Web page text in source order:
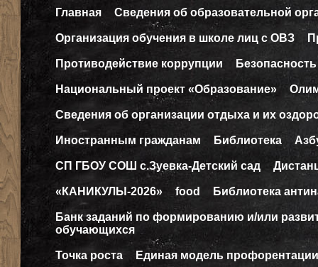
Главная Сведения об образовательной
Организация обучения в школе лиц с ОВЗ
Противодействие коррупции Безопасность
Национальный проект «Образование»
Сведения об организации отдыха и их
Иностранным гражданам Библиотека
СП ГБОУ СОШ с.Зуевка-Детский сад
«КАНИКУЛЫ-2026» food Библиотека
Банк заданий по формированию и/или
обучающихся
Точка роста Единая модель профорентации